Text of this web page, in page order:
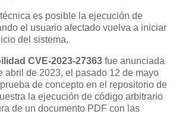
es posible la ejecución de
el usuario afectado vuelva a iniciar
del sistema.
CVE-2023-27363 fue anunciada
abril de 2023, el pasado 12 de mayo
de concepto en el repositorio de
la ejecución de código arbitrario
de un documento PDF con las